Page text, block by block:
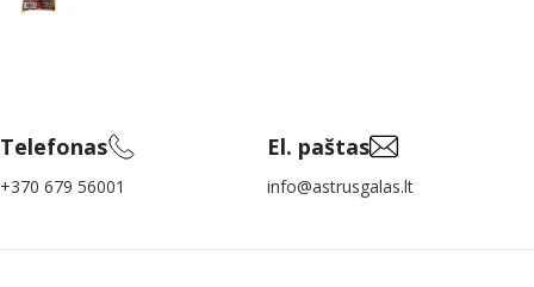
Telefonas
+370 679 56001
El. paštas
info@astrusgalas.lt